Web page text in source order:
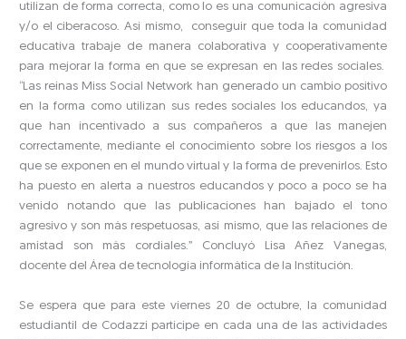
utilizan de forma correcta, como lo es una comunicación agresiva
y/o el ciberacoso. Así mismo, conseguir que toda la comunidad
educativa trabaje de manera colaborativa y cooperativamente
para mejorar la forma en que se expresan en las redes sociales.
“Las reinas Miss Social Network han generado un cambio positivo
en la forma como utilizan sus redes sociales los educandos, ya
que han incentivado a sus compañeros a que las manejen
correctamente, mediante el conocimiento sobre los riesgos a los
que se exponen en el mundo virtual y la forma de prevenirlos. Esto
ha puesto en alerta a nuestros educandos y poco a poco se ha
venido notando que las publicaciones han bajado el tono
agresivo y son más respetuosas, así mismo, que las relaciones de
amistad son más cordiales.” Concluyó Lisa Añez Vanegas,
docente del Área de tecnología informática de la Institución.
Se espera que para este viernes 20 de octubre, la comunidad
estudiantil de Codazzi participe en cada una de las actividades